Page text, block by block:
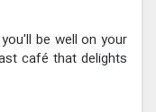
be well on your
café that delights